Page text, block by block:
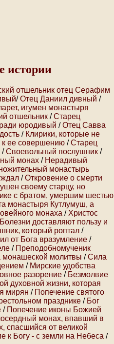
истории
отшельник отец Серафим
/Отец Даниил дивный /
игумен монастыря
отшельник /Старец
юродивый /Отец Савва
/ Клирики, которые не
к ее совершению /Старец
/Своевольный послушник /
монах / Нерадивый
монастырь
/Откровение о смерти
своему старцу, но
с братом, умершим шестью
монастыря Кутлумуш, а
монаха / Христос
Болезни доставляют пользу и
который роптал /
от Бога вразумление /
/ Преподобномученик
монашеской молитвы /Сила
/ Мирские удобства
разорение / Безмолвие
духовной жизни, которая
мирян / Попечение святого
празднике / Бог
/ Попечение иконы Божией
монах, впавший в
спасшийся от великой
к Богу - с земли на Небеса /